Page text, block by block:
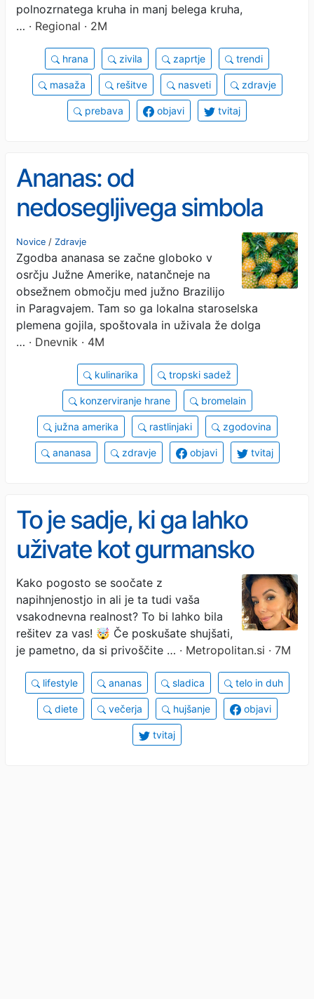
polnozrnatega kruha in manj belega kruha,
… · Regional · 2M
hrana zivila zaprtje trendi
masaža rešitve nasveti zdravje
prebava objavi tvitaj
Ananas: od
nedosegljivega simbola
bogastva do kralja
domače lekarne
Novice / Zdravje
Zgodba ananasa se začne globoko v
osrčju Južne Amerike, natančneje na
obsežnem območju med južno Brazilijo
in Paragvajem. Tam so ga lokalna staroselska
plemena gojila, spoštovala in uživala že dolga
… · Dnevnik · 4M
kulinarika tropski sadež
konzerviranje hrane bromelain
južna amerika rastlinjaki zgodovina
ananasa zdravje objavi tvitaj
To je sadje, ki ga lahko
uživate kot gurmansko
sladico za izgubo teže:
odpravlja napihnjenost in
kot buldožer čisti črevesje
Kako pogosto se soočate z
napihnjenostjo in ali je ta tudi vaša
vsakodnevna realnost? To bi lahko bila
rešitev za vas! 🤯 Če poskušate shujšati,
je pametno, da si privoščite … · Metropolitan.si · 7M
lifestyle ananas sladica telo in duh
diete večerja hujšanje objavi
tvitaj